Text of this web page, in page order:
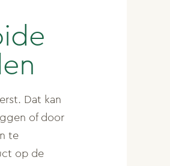
Dat kan
of door
te
op de